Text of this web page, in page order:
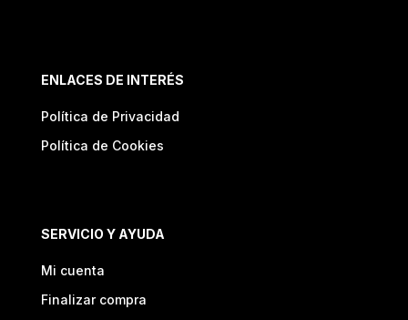
ENLACES DE INTERÉS
Política de Privacidad
Política de Cookies
SERVICIO Y AYUDA
Mi cuenta
Finalizar compra